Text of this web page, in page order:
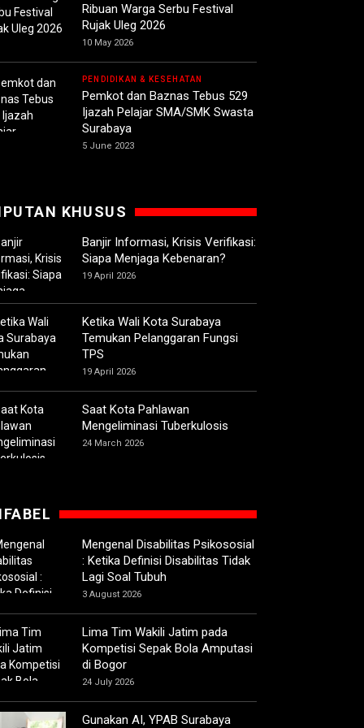
Ribuan Warga Serbu Festival
Rujak Uleg 2026
10 May 2026
PENDIDIKAN & KESEHATAN
Pemkot dan Baznas Tebus 529
Ijazah Pelajar SMA/SMK Swasta
Surabaya
5 June 2023
KHUSUS
Banjir Informasi, Krisis Verifikasi:
Siapa Menjaga Kebenaran?
19 April 2026
Ketika Wali Kota Surabaya
Temukan Pelanggaran Fungsi
TPS
19 April 2026
Saat Kota Pahlawan
Mengeliminasi Tuberkulosis
24 March 2026
Mengenal Disabilitas Psikososial
: Ketika Definisi Disabilitas Tidak
Lagi Soal Tubuh
3 August 2026
Lima Tim Wakili Jatim pada
Kompetisi Sepak Bola Amputasi
di Bogor
24 July 2026
Gunakan AI, YPAB Surabaya